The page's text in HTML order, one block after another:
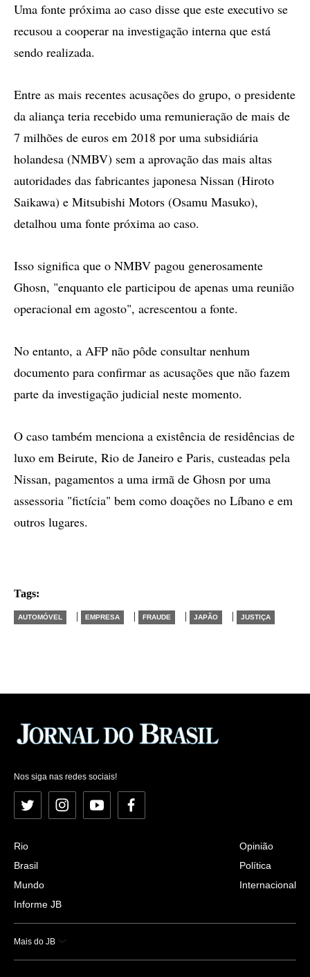
Uma fonte próxima ao caso disse que este executivo se
recusou a cooperar na investigação interna que está
sendo realizada.
Entre as mais recentes acusações do grupo, o presidente
da aliança teria recebido uma remunieração de mais de
7 milhões de euros em 2018 por uma subsidiária
holandesa (NMBV) sem a aprovação das mais altas
autoridades das fabricantes japonesa Nissan (Hiroto
Saikawa) e Mitsubishi Motors (Osamu Masuko),
detalhou uma fonte próxima ao caso.
Isso significa que o NMBV pagou generosamente
Ghosn, "enquanto ele participou de apenas uma reunião
operacional em agosto", acrescentou a fonte.
No entanto, a AFP não pôde consultar nenhum
documento para confirmar as acusações que não fazem
parte da investigação judicial neste momento.
O caso também menciona a existência de residências de
luxo em Beirute, Rio de Janeiro e Paris, custeadas pela
Nissan, pagamentos a uma irmã de Ghosn por uma
assessoria "fictícia" bem como doações no Líbano e em
outros lugares.
Tags:
AUTOMÓVEL | EMPRESA | FRAUDE | JAPÃO | JUSTIÇA
Nos siga nas redes sociais!
Twitter InstagramYouTubeFacebook
Rio
Brasil
Mundo
Informe JB
Opinião
Política
Internacional
Mais do JB
Esportes